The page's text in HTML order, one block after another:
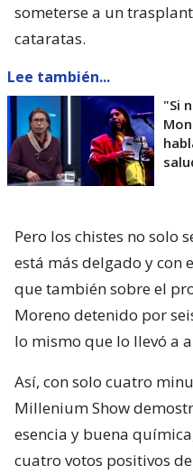
someterse a un
cataratas.
Lee también...
"Si
Pero los chistes no solo
está más delgado y con
que también sobre el
Moreno detenido por
lo mismo que lo llevó a
Así, con solo cuatro
Millenium Show
esencia y buena
cuatro votos positivos